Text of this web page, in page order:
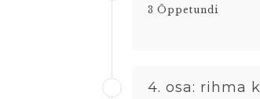
3 Õppetundi
4. osa: rihma